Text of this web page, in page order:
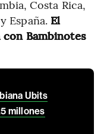
Costa Rica,
España. El
Bambinotes
Ubits
millones